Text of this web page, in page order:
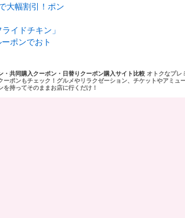
大幅割引！ポン
イドチキン」
ポンでおト
・共同購入クーポン・日替りクーポン購入サイト比較 オトクなプレ
ーポンもチェック！グルメやリラクゼーション、チケットやアミ
を持ってそのままお店に行くだけ！